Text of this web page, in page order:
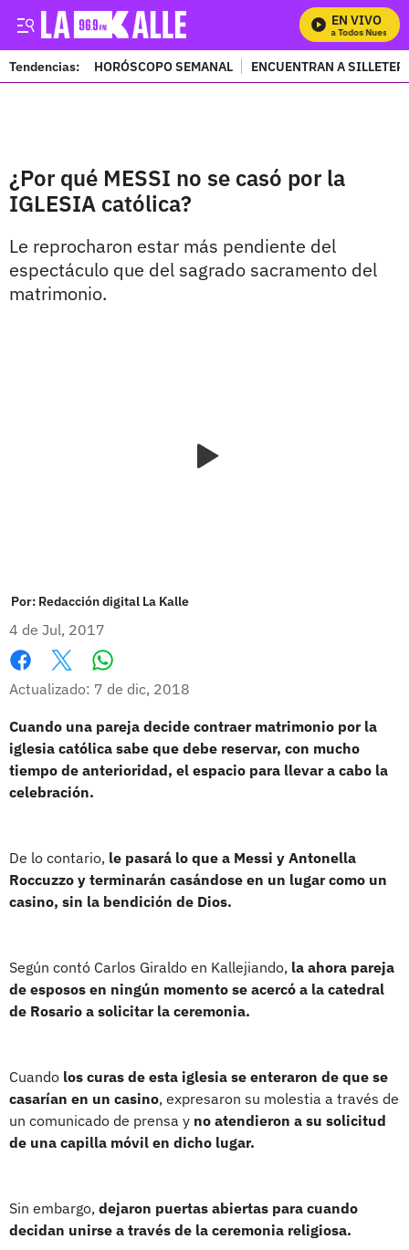
EN VIVO
Mira Todos Nuestros
Tendencias: HORÓSCOPO SEMANAL ENCUENTRAN A
¿Por qué MESSI no se casó por la
IGLESIA católica?
Le reprocharon estar más pendiente del
espectáculo que del sagrado sacramento del
matrimonio.
Por: Redacción digital La Kalle
4 de Jul, 2017
Facebook
X Whatsapp
Actualizado: 7 de dic, 2018
Cuando una pareja decide contraer matrimonio por la
iglesia católica sabe que debe reservar, con mucho
tiempo de anterioridad, el espacio para llevar a cabo la
celebración.
De lo contario, le pasará lo que a Messi y Antonella
Roccuzzo y terminarán casándose en un lugar como un
casino, sin la bendición de Dios.
Según contó Carlos Giraldo en Kallejiando, la ahora pareja
de esposos en ningún momento se acercó a la catedral
de Rosario a solicitar la ceremonia.
Cuando los curas de esta iglesia se enteraron de que se
casarían en un casino, expresaron su molestia a través de
un comunicado de prensa y no atendieron a su solicitud
de una capilla móvil en dicho lugar.
Sin embargo, dejaron puertas abiertas para cuando
decidan unirse a través de la ceremonia religiosa.